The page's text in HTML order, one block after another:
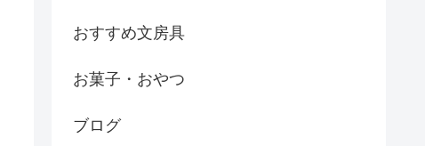
おすすめ文房具
お菓子・おやつ
ブログ